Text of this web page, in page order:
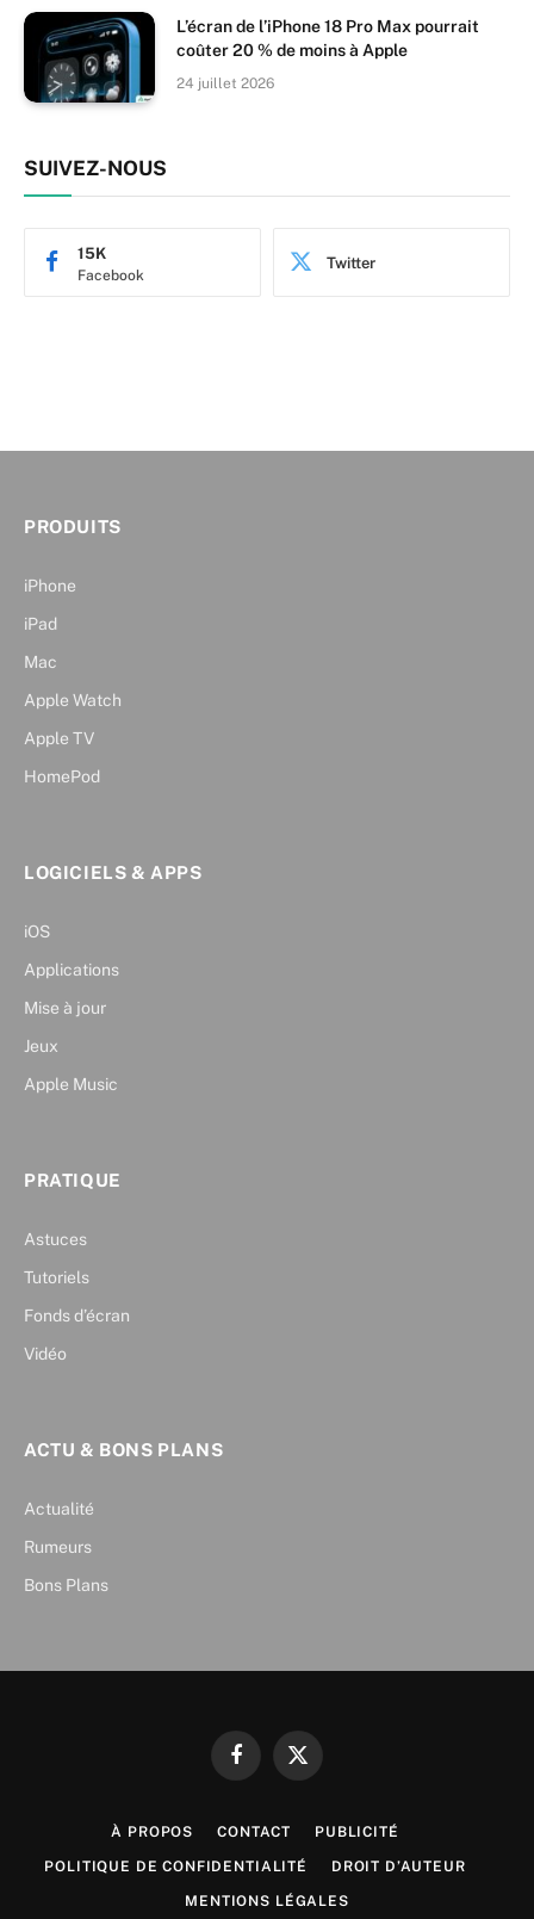
L’écran de l’iPhone 18 Pro Max pourrait
coûter 20 % de moins à Apple
24 juillet 2026
SUIVEZ-NOUS
Facebook
15K Twitter
PRODUITS
iPhone
iPad
Mac
Apple Watch
Apple TV
HomePod
LOGICIELS & APPS
iOS
Applications
Mise à jour
Jeux
Apple Music
PRATIQUE
Astuces
Tutoriels
Fonds d’écran
Vidéo
ACTU & BONS PLANS
Actualité
Rumeurs
Bons Plans
FacebookX
À PROPOS CONTACT PUBLICITÉ
POLITIQUE DE CONFIDENTIALITÉ DROIT D’AUTEUR
MENTIONS LÉGALES